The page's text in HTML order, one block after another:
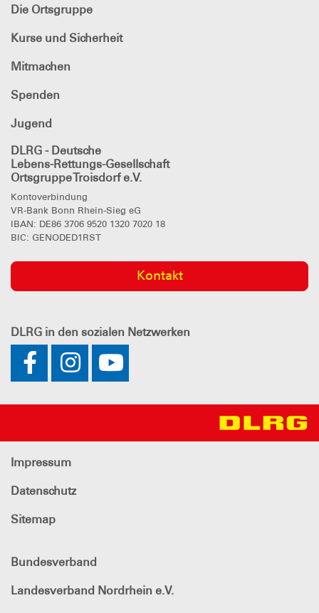
Die Ortsgruppe
Kurse und Sicherheit
Mitmachen
Spenden
Jugend
DLRG - Deutsche
Lebens-Rettungs-Gesellschaft
Ortsgruppe Troisdorf e.V.
Kontoverbindung
VR-Bank Bonn Rhein-Sieg eG
IBAN: DE86 3706 9520 1320 7020 18
BIC: GENODED1RST
Kontakt
DLRG in den sozialen Netzwerken
Impressum
Datenschutz
Sitemap
Bundesverband
Landesverband Nordrhein e.V.